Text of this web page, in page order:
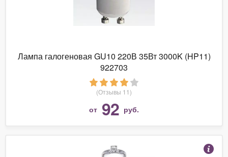
Лампа галогеновая GU10 220В 35Вт 3000K (HP11)
922703
(Отзывы 11)
от 92 руб.